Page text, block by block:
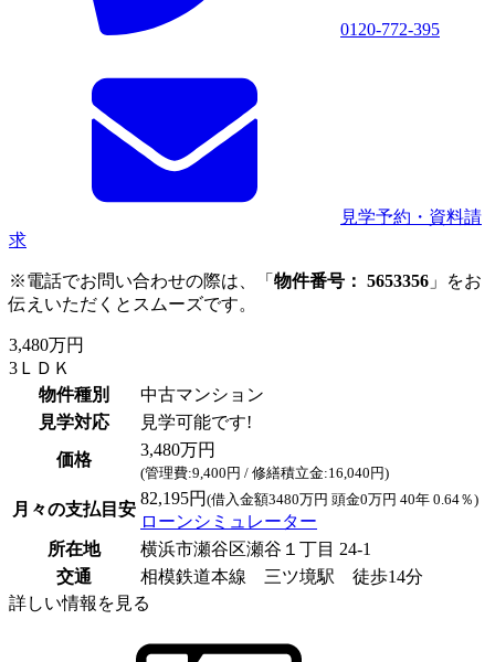
0120-772-395
見学予約・資料請
求
※電話でお問い合わせの際は、「 物件番号： 5653356 」をお
伝えいただくとスムーズです。
3,480万円
3ＬＤＫ
物件種別
中古マンション
見学対応
見学可能です!
価格
3,480万円
(管理費:9,400円 / 修繕積立金:16,040円)
月々の支払目安
82,195円 (借入金額3480万円 頭金0万円 40年 0.64％)
ローンシミュレーター
所在地
横浜市瀬谷区瀬谷１丁目 24-1
交通
相模鉄道本線 三ツ境駅 徒歩14分
詳しい情報を見る